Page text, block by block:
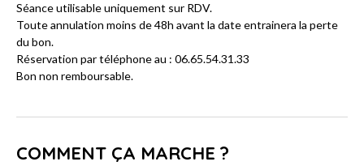
Séance utilisable uniquement sur RDV.
Toute annulation moins de 48h avant la date entrainera la perte
du bon.
Réservation par téléphone au : 06.65.54.31.33
Bon non remboursable.
COMMENT ÇA MARCHE ?